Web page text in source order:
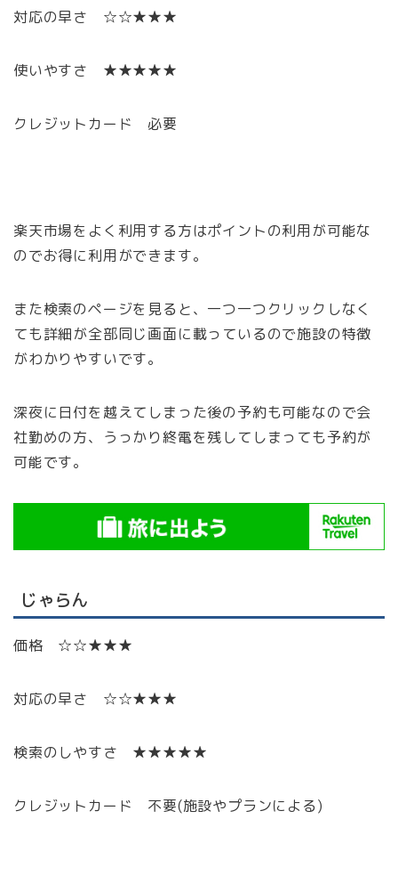
対応の早さ ☆☆★★★
使いやすさ ★★★★★
クレジットカード 必要
楽天市場をよく利用する方はポイントの利用が可能な
のでお得に利用ができます。
また検索のページを見ると、一つ一つクリックしなく
ても詳細が全部同じ画面に載っているので施設の特徴
がわかりやすいです。
深夜に日付を越えてしまった後の予約も可能なので会
社勤めの方、うっかり終電を残してしまっても予約が
可能です。
じゃらん
価格 ☆☆★★★
対応の早さ ☆☆★★★
検索のしやすさ ★★★★★
クレジットカード 不要(施設やプランによる)